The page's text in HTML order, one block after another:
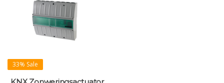
33% Sale